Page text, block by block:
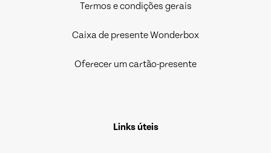
Termos e condições gerais
Caixa de presente Wonderbox
Oferecer um cartão-presente
Links úteis